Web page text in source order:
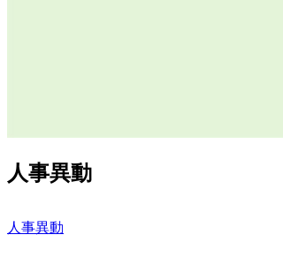
人事異動
人事異動